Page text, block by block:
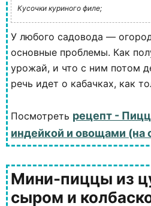
Кусочки куриного филе;
У любого садовода —
основные проблемы. Как
урожай, и что с ним потом
речь идет о кабачках, как
Посмотреть рецепт -
индейкой и овощами (на
Мини-пиццы из
сыром и